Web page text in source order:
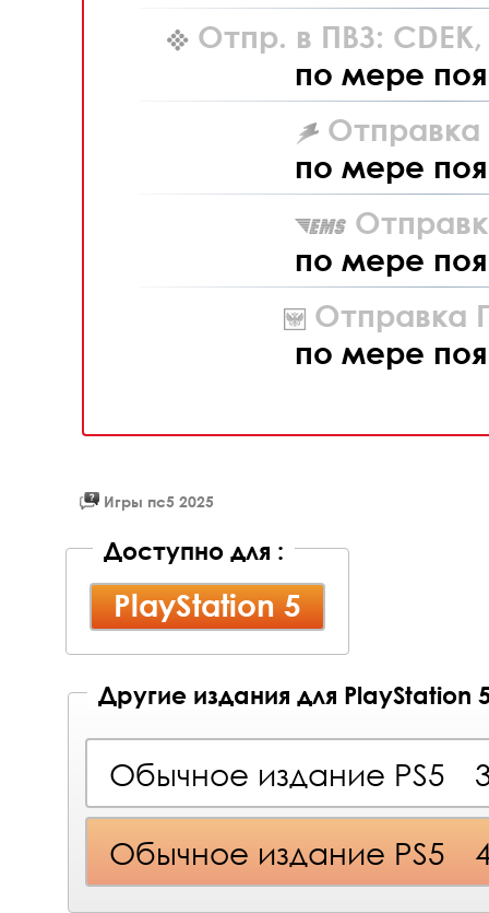
Отпр. в ПВЗ: CDEK,
по мере
Отправка
по мере
по мере
Отправка
по мере
Игры пс5 2025
Доступно для :
PlayStation 5
Другие издания для PlayStation
Обычное издание PS5
Обычное издание PS5